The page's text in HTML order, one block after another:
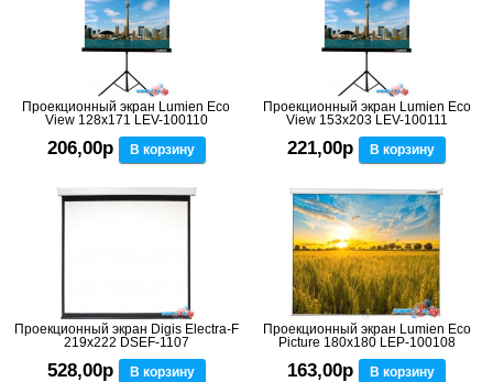
Проекционный экран Lumien Eco
View 128x171 LEV-100110
206,00р В корзину
Проекционный экран Lumien Eco
View 153x203 LEV-100111
221,00р В корзину
Проекционный экран Digis Electra-F
219x222 DSEF-1107
528,00р В корзину
Проекционный экран Lumien Eco
Picture 180x180 LEP-100108
163,00р В корзину